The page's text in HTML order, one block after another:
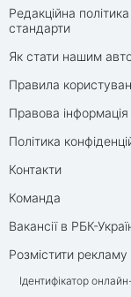
Редакційна політика
стандарти
Як стати нашим
Правила
Правова інформація
Політика
Контакти
Команда
Вакансії в РБК-
Розмістити рекламу
Ідентифікатор